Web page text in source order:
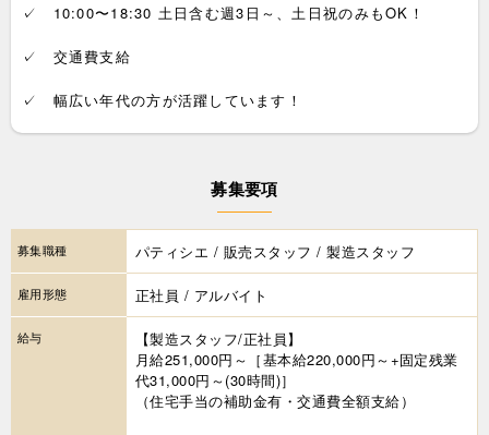
✓ 10:00〜18:30 土日含む週3日～、土日祝のみもOK！
✓ 交通費支給
✓ 幅広い年代の方が活躍しています！
募集要項
募集職種 パティシエ / 販売スタッフ / 製造スタッフ
雇用形態 正社員 / アルバイト
給与
【製造スタッフ/正社員】
月給251,000円～［基本給220,000円～+固定残業
代31,000円～(30時間)］
（住宅手当の補助金有・交通費全額支給）